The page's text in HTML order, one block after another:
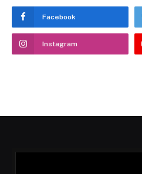
Facebook
Instagram